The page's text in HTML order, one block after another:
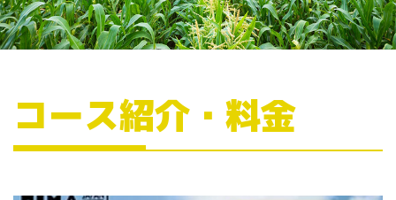
コース紹介・料金